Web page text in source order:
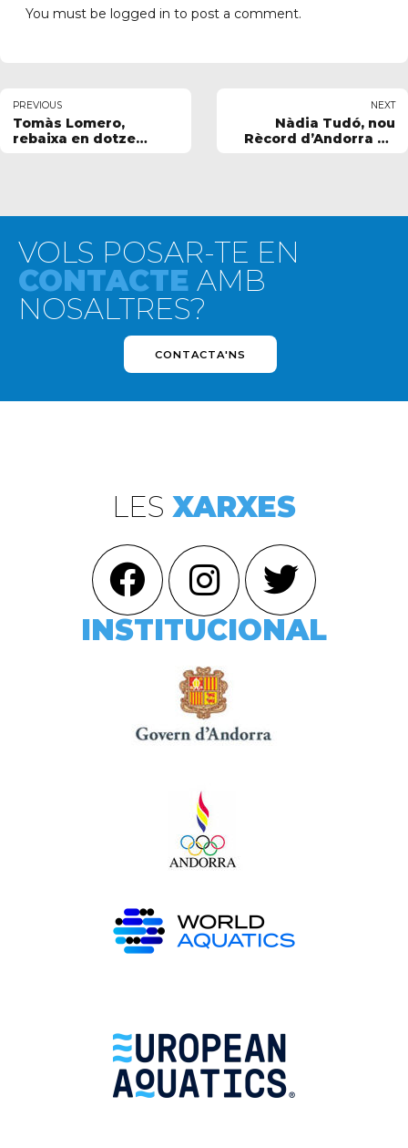
You must be logged in to post a comment.
PREVIOUS
Tomàs Lomero,
rebaixa en dotze
NEXT
Nàdia Tudó, nou
Rècord d’Andorra en
VOLS POSAR-TE EN
CONTACTE AMB
NOSALTRES?
CONTACTA'NS
LES XARXES
INSTITUCIONAL